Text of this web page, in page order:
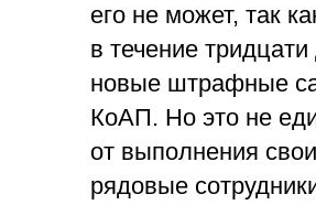
его не может, так
в течение
новые штрафные
КоАП. Но это не
от выполнения
рядовые